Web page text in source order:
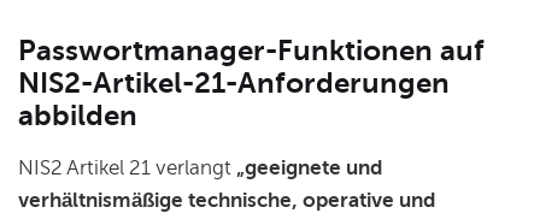
Passwortmanager-Funktionen auf
NIS2-Artikel-21-Anforderungen
abbilden
NIS2 Artikel 21 verlangt „geeignete und
verhältnismäßige technische, operative und